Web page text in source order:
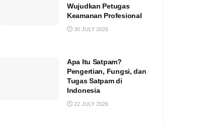
Wujudkan Petugas
Keamanan Profesional
30 JULY 2026
Apa Itu Satpam?
Pengertian, Fungsi, dan
Tugas Satpam di
Indonesia
22 JULY 2026